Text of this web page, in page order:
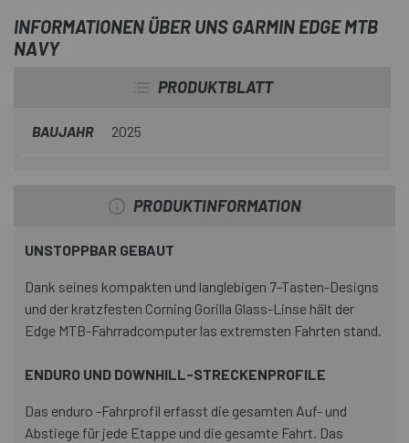
INFORMATIONEN ÜBER UNS GARMIN EDGE MTB
NAVY
PRODUKTBLATT
BAUJAHR 2025
PRODUKTINFORMATION
UNSTOPPBAR GEBAUT
Dank seines kompakten und langlebigen 7-Tasten-Designs
und der kratzfesten Corning Gorilla Glass-Linse hält der
Edge MTB-Fahrradcomputer las extremsten Fahrten stand.
ENDURO UND DOWNHILL-STRECKENPROFILE
Das enduro -Fahrprofil erfasst die gesamten Auf- und
Abstiege für jede Etappe und die gesamte Fahrt. Das